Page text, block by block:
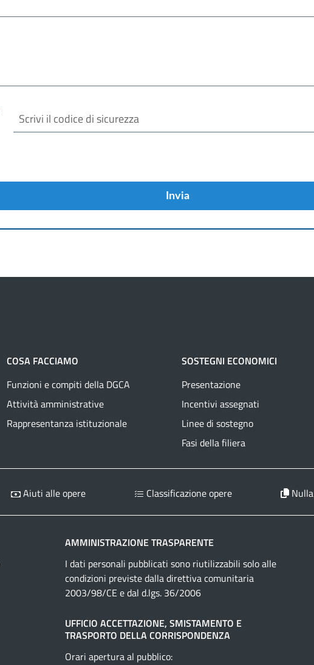
Invia
COSA FACCIAMO
Funzioni e compiti della DGCA
Attività amministrative
Rappresentanza istituzionale
SOSTEGNI ECONOMICI
Presentazione
Incentivi assegnati
Linee di sostegno
Fasi della filiera
Aiuti alle opere Classificazione opere
AMMINISTRAZIONE TRASPARENTE
I dati personali pubblicati sono riutilizzabili solo alle
condizioni previste dalla direttiva comunitaria
2003/98/CE e dal d.lgs. 36/2006
UFFICIO ACCETTAZIONE, SMISTAMENTO E
TRASPORTO DELLA CORRISPONDENZA
Orari apertura al pubblico: